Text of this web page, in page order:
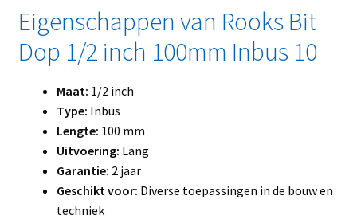
Eigenschappen van Rooks Bit
Dop 1/2 inch 100mm Inbus 10
Maat: 1/2 inch
Type: Inbus
Lengte: 100 mm
Uitvoering: Lang
Garantie: 2 jaar
Geschikt voor: Diverse toepassingen in de bouw en
techniek